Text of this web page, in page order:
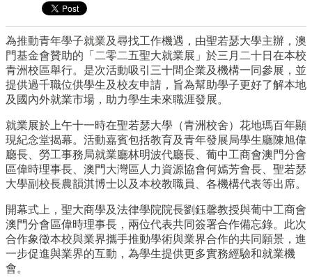
為推動青年學子就業及尋找工作機遇，由聖若瑟大學主辦，澳
門基金會贊助的「二零二五聖大就業展」於三月二十日在本校
青洲校區舉行。是次活動吸引三十間企業及機構一同參展，並
提供過千職位供學生及校友申請，旨為幫助學子更好了解本地
及國內外就業市場，助力學生未來職涯發展。
就業展於上午十一時在聖若瑟大學（青洲校舍）花地瑪百年顯
現紀念堂揭幕。活動嘉賓包括教育及青年發展局學生廳陳旭偉
廳長、勞工事務局就業廳林明波代廳長、葡中工商會澳門分會
區偉時理事長、澳門大灣區人力資源協會何嫣芳會長、聖若瑟
大學副校長農韻淇博士以及本校教職員、各機構代表等出席。
開幕式上，聖大商學及法律學院院長劉鈺馨教授與葡中工商會
澳門分會區偉時理事長，兩位代表共同簽署合作備忘錄。此次
合作象徵本校與業界攜手推動學術與業界合作的共同願景，進
一步促進與業界的互動，為學生提供更多實務經驗和就業機
會。